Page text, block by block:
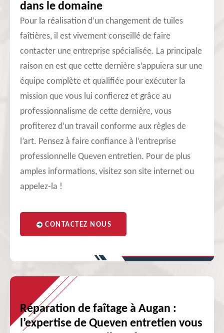
dans le domaine
Pour la réalisation d’un changement de tuiles
faîtières, il est vivement conseillé de faire
contacter une entreprise spécialisée. La principale
raison en est que cette dernière s’appuiera sur une
équipe complète et qualifiée pour exécuter la
mission que vous lui confierez et grâce au
professionnalisme de cette dernière, vous
profiterez d’un travail conforme aux règles de
l’art. Pensez à faire confiance à l’entreprise
professionnelle Queven entretien. Pour de plus
amples informations, visitez son site internet ou
appelez-la !
CONTACTEZ NOUS
Réparation de faîtage à Augan :
l’expertise de Queven entretien vous